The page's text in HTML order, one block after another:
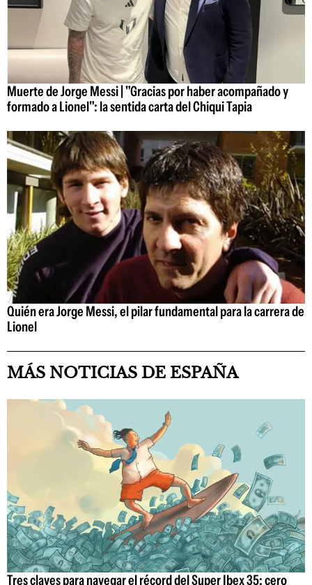
Muerte de Jorge Messi | "Gracias por haber acompañado y
formado a Lionel": la sentida carta del Chiqui Tapia
Quién era Jorge Messi, el pilar fundamental para la carrera de
Lionel
MÁS NOTICIAS DE ESPAÑA
Tres claves para navegar el récord del Super Ibex 35: cero